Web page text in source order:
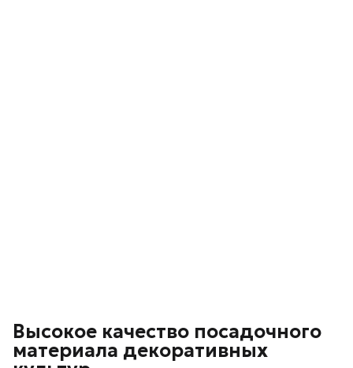
Высокое качество посадочного
материала декоративных